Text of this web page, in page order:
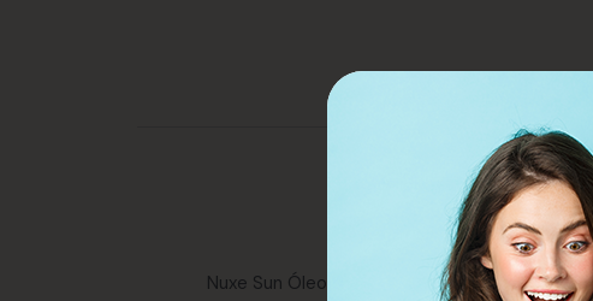
Nuxe Sun Óleo Bronzeador é um óleo